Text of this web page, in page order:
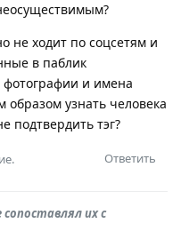
не ходит по соцсетям и
в паблик
фотографии и имена
узнать человека
подтвердить тэг?
Ответить
их с